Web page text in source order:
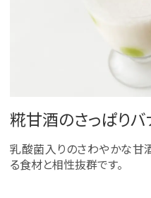
糀甘酒のさっぱり
乳酸菌入りのさわやかな甘
る食材と相性抜群です。